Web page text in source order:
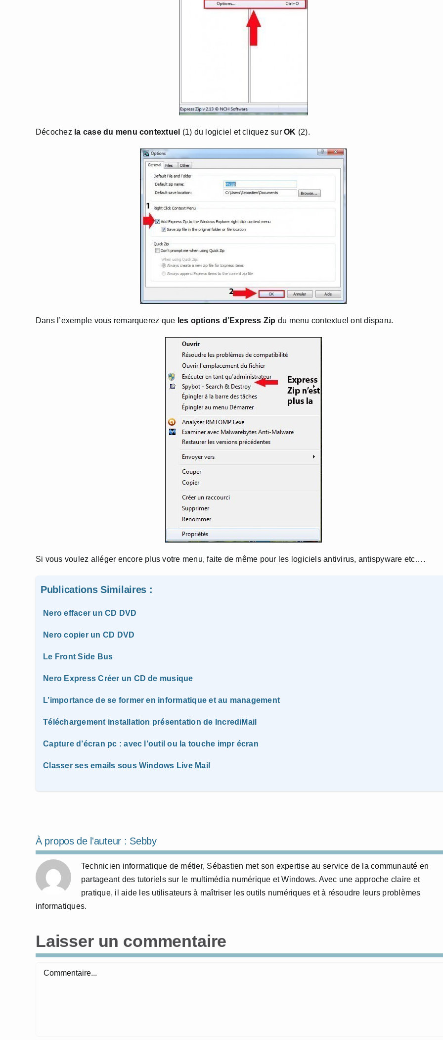
Décochez la case du menu contextuel (1) du logiciel et cliquez surOK (2).
Dans l’exemple vous remarquerez que les options d’Express Zip du menu contextuel ont disparu.
Si vous voulez alléger encore plus votre menu, faite de même pour les logiciels antivirus, antispyware etc….
Publications Similaires :
Nero effacer un CD DVD
Nero copier un CD DVD
Le Front Side Bus
Nero Express Créer un CD de musique
L’importance de se former en informatique et au management
Téléchargement installation présentation de IncrediMail
Capture d’écran pc : avec l’outil ou la touche impr écran
Classer ses emails sous Windows Live Mail
À propos de l'auteur : Sebby
Technicien informatique de métier, Sébastien met son expertise au service de la communauté en
partageant des tutoriels sur le multimédia numérique et Windows. Avec une approche claire et
pratique, il aide les utilisateurs à maîtriser les outils numériques et à résoudre leurs problèmes
informatiques.
Laisser un commentaire
Commentaire